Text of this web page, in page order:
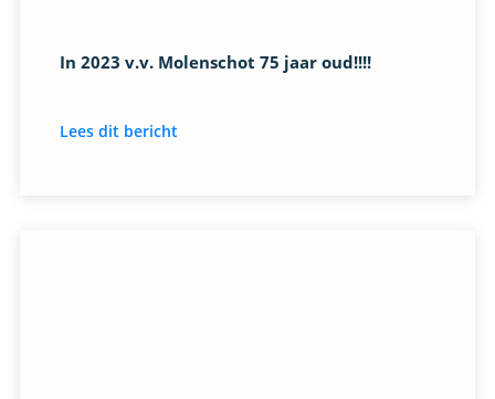
In 2023 v.v. Molenschot 75 jaar oud!!!!
Lees dit bericht